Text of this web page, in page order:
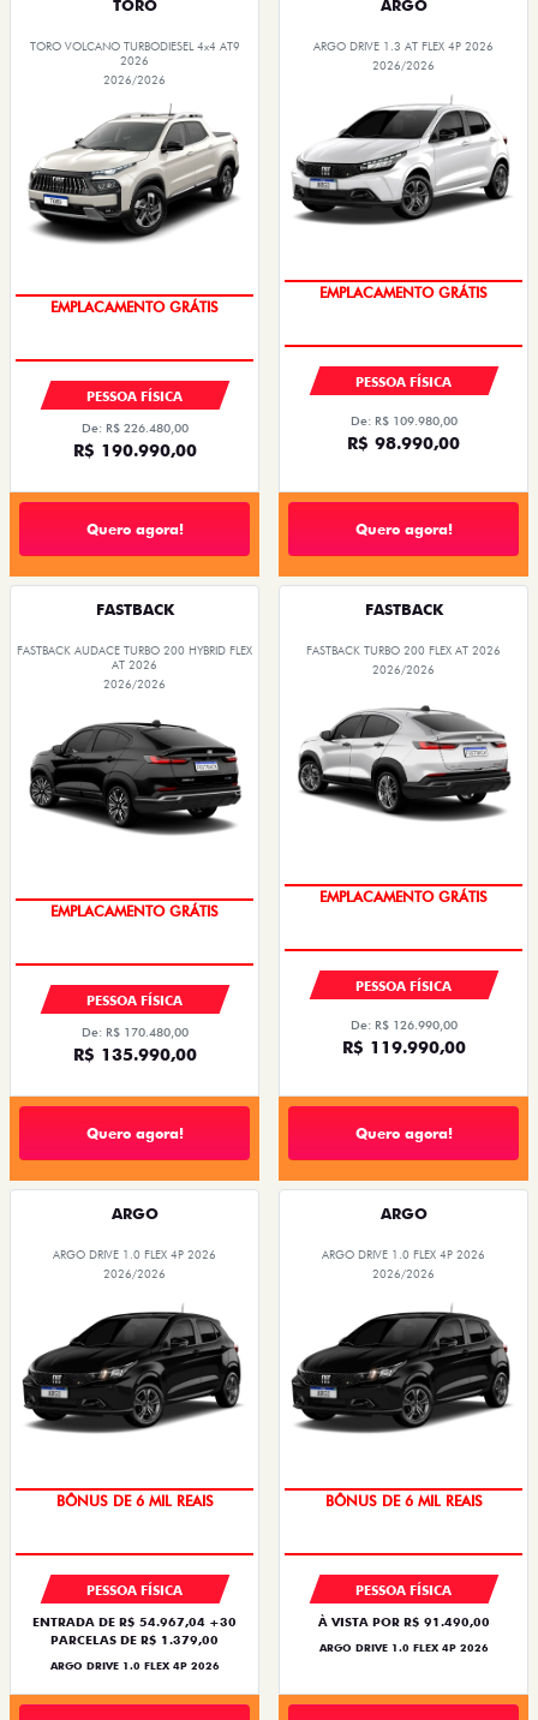
TORO
TORO VOLCANO TURBODIESEL 4x4 AT9
2026
2026/2026
OPORTUNIDADE
PESSOA FÍSICA
De: R$ 226.480,00
R$ 190.990,00
Quero agora!
ARGO
ARGO DRIVE 1.3 AT FLEX 4P 2026
2026/2026
OPORTUNIDADE
PESSOA FÍSICA
De: R$ 109.980,00
R$ 98.990,00
Quero agora!
FASTBACK
FASTBACK AUDACE TURBO 200 HYBRID FLEX
AT 2026
2026/2026
OPORTUNIDADE
PESSOA FÍSICA
De: R$ 170.480,00
R$ 135.990,00
Quero agora!
FASTBACK
FASTBACK TURBO 200 FLEX AT 2026
2026/2026
OPORTUNIDADE
PESSOA FÍSICA
De: R$ 126.990,00
R$ 119.990,00
Quero agora!
ARGO
ARGO DRIVE 1.0 FLEX 4P 2026
2026/2026
TAXA ZERO
PESSOA FÍSICA
ENTRADA DE R$ 54.967,04 +30
PARCELAS DE R$ 1.379,00
ARGO DRIVE 1.0 FLEX 4P 2026
ARGO
ARGO DRIVE 1.0 FLEX 4P 2026
2026/2026
TAXA ZERO
PESSOA FÍSICA
À VISTA POR R$ 91.490,00
ARGO DRIVE 1.0 FLEX 4P 2026